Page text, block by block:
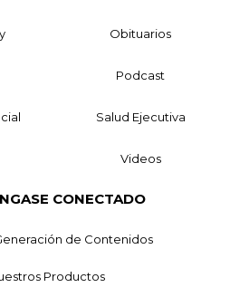
Obituarios
Podcast
Salud Ejecutiva
Videos
CONECTADO
de Contenidos
Productos